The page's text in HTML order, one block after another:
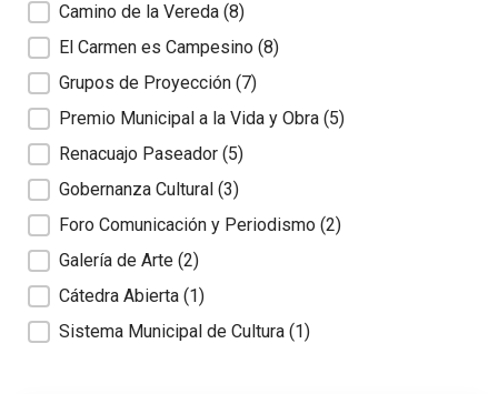
Camino de la Vereda (8)
El Carmen es Campesino (8)
Grupos de Proyección (7)
Premio Municipal a la Vida y Obra (5)
Renacuajo Paseador (5)
Gobernanza Cultural (3)
Foro Comunicación y Periodismo (2)
Galería de Arte (2)
Cátedra Abierta (1)
Sistema Municipal de Cultura (1)